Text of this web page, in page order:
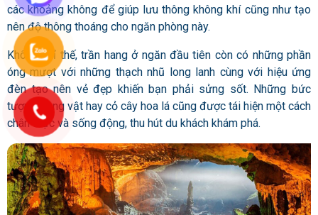
các khoảng không để giúp lưu thông không khí cũng như tạo
nên độ thông thoáng cho ngăn phòng này.
Không chỉ thế, trần hang ở ngăn đầu tiên còn có những phần
óng mượt với những thạch nhũ long lanh cùng với hiệu ứng
đèn tạo nên vẻ đẹp khiến bạn phải sửng sốt. Những bức
tượng động vật hay cỏ cây hoa lá cũng được tái hiện một cách
chân thực và sống động, thu hút du khách khám phá.